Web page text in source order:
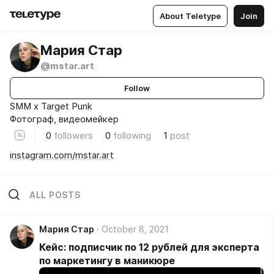
About Teletype Join
Мария Стар
@mstar.art
Follow
SMM x Target Punk
Фотограф, видеомейкер
0 followers 0 following 1 post
instagram.com/mstar.art
ALL POSTS
Мария Стар October 8, 2021
Кейс: подписчик по 12 рублей для эксперта
по маркетингу в маникюре